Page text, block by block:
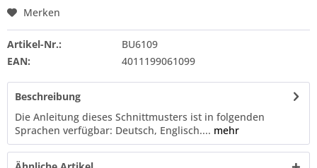
Merken
Artikel-Nr.:
BU6109
EAN:
4011199061099
Beschreibung
Die Anleitung dieses Schnittmusters ist in folgenden
Sprachen verfügbar: Deutsch, Englisch.... mehr